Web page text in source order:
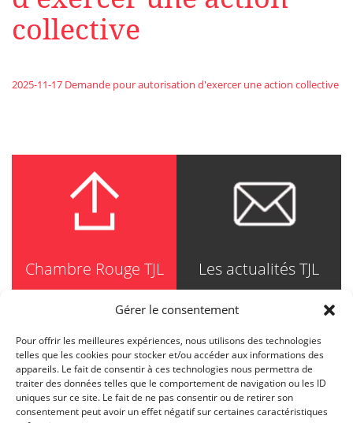
Gérer le consentement
Pour offrir les meilleures expériences, nous utilisons des technologies
telles que les cookies pour stocker et/ou accéder aux informations des
appareils. Le fait de consentir à ces technologies nous permettra de
traiter des données telles que le comportement de navigation ou les ID
uniques sur ce site. Le fait de ne pas consentir ou de retirer son
consentement peut avoir un effet négatif sur certaines caractéristiques
collective
2025-11-17 Demande pour autorisation d'exercer une action collective
Chambre Rouge TJL Les actualités TJL
TRUDEL JOHNSTON & LESPÉRANCE
Avocats / Barristers & Solicitors
750, Côte de la Place d'Armes, Suite 90
Montréal (Quebec) H2Y 2X8
T514 871-8385